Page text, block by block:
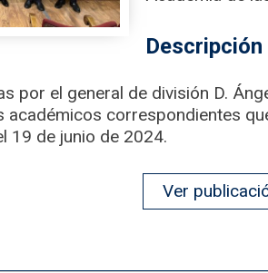
Descripción
por el general de división D.
académicos correspondientes
19 de junio de 2024.
Ver